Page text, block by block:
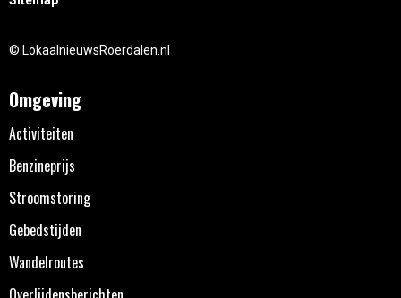
© LokaalnieuwsRoerdalen.nl
Omgeving
Activiteiten
Benzineprijs
Stroomstoring
Gebedstijden
Wandelroutes